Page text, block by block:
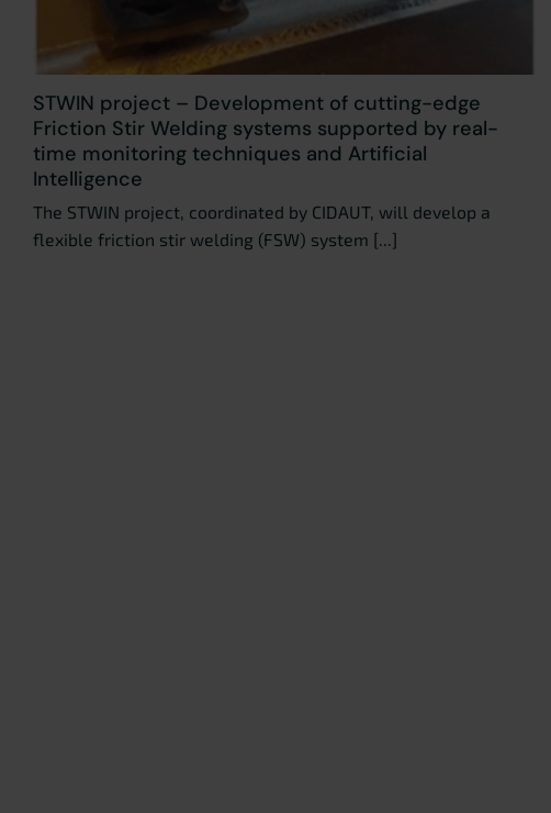
STWIN project – Development of cutting-edge
Friction Stir Welding systems supported by real-
time monitoring techniques and Artificial
Intelligence
The STWIN project, coordinated by CIDAUT, will develop a
flexible friction stir welding (FSW) system [...]